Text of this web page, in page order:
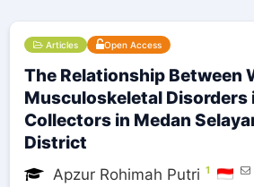
Articles Open Access
The Relationship Between
Musculoskeletal Disorders
Collectors in Medan
District
Apzur Rohimah Putri 1